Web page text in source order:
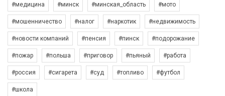
#медицина #минск #минская_область #мото
#мошенничество #налог #наркотик #недвижимость
#новости компаний #пенсия #пинск #подорожание
#пожар #польша #приговор #пьяный #работа
#россия #сигарета #суд #топливо #футбол
#школа